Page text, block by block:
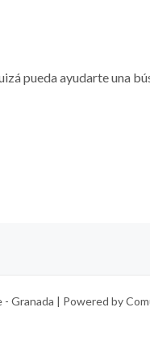
pueda ayudarte una
Granada | Powered by